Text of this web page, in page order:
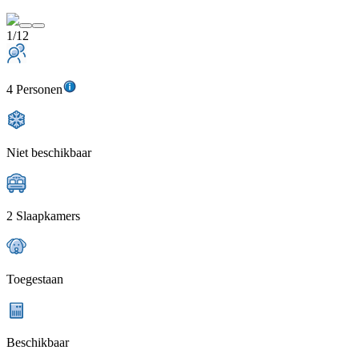
1/12
4 Personen
Niet beschikbaar
2 Slaapkamers
Toegestaan
Beschikbaar